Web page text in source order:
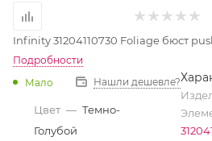
Infinity 31204110730 Foliage бюст
Подробности
Мало
Нашли дешевле?
Цвет — Темно-
Голубой